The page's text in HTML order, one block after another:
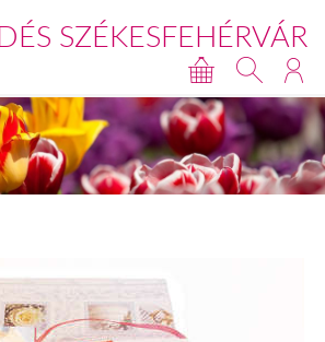
SZÉKESFEHÉRVÁR